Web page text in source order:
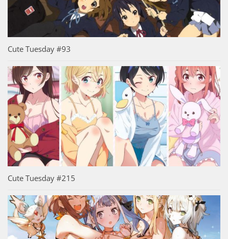
Cute Tuesday #93
Cute Tuesday #215